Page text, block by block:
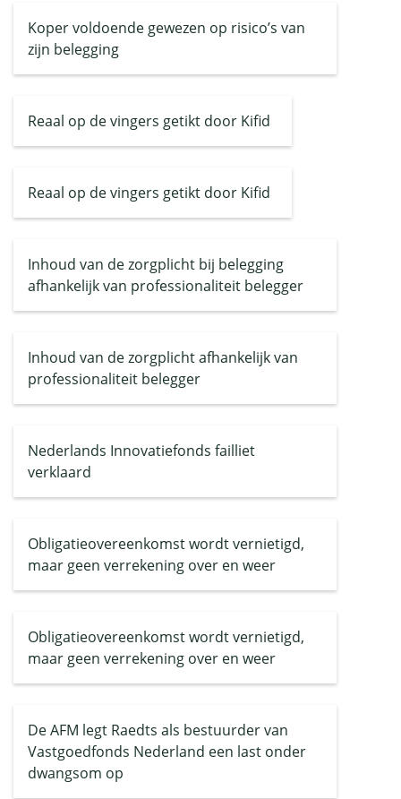
Koper voldoende gewezen op risico’s van
zijn belegging
Reaal op de vingers getikt door Kifid
Reaal op de vingers getikt door Kifid
Inhoud van de zorgplicht bij belegging
afhankelijk van professionaliteit belegger
Inhoud van de zorgplicht afhankelijk van
professionaliteit belegger
Nederlands Innovatiefonds failliet
verklaard
Obligatieovereenkomst wordt vernietigd,
maar geen verrekening over en weer
Obligatieovereenkomst wordt vernietigd,
maar geen verrekening over en weer
De AFM legt Raedts als bestuurder van
Vastgoedfonds Nederland een last onder
dwangsom op